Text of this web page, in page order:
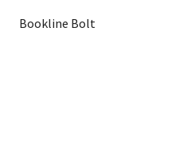
Bookline Bolt